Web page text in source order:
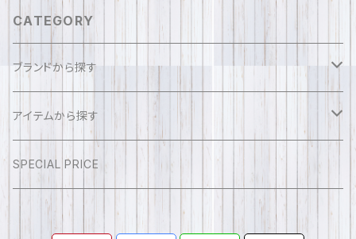
CATEGORY
ブランドから探す
sense of fun sola
ふえるとフレンズ
SENSE OF FUN
アイテムから探す
アクセサリー
SPECIAL PRICE